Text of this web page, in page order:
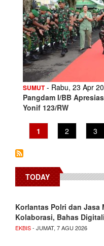
SUMUT- Rabu, 23 Apr
Pangdam I/BB
Yonif 123/RW
Pagination
Current
page
1 Page
2 3
TODAY
Korlantas Polri dan Jasa
Kolaborasi, Bahas
EKBIS- JUMAT, 7 AGU 2026